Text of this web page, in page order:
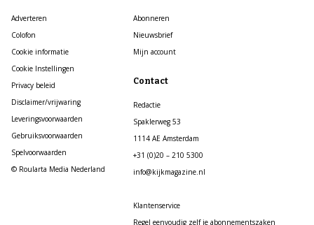
Adverteren
Colofon
Cookie informatie
Cookie Instellingen
Privacy beleid
Disclaimer/vrijwaring
Leveringsvoorwaarden
Gebruiksvoorwaarden
Spelvoorwaarden
© Roularta Media Nederland
Abonneren
Nieuwsbrief
Mijn account
Contact
Redactie
Spaklerweg 53
1114 AE Amsterdam
+31 (0)20 – 210 5300
info@kijkmagazine.nl
Klantenservice
Regel eenvoudig zelf je abonnementszaken